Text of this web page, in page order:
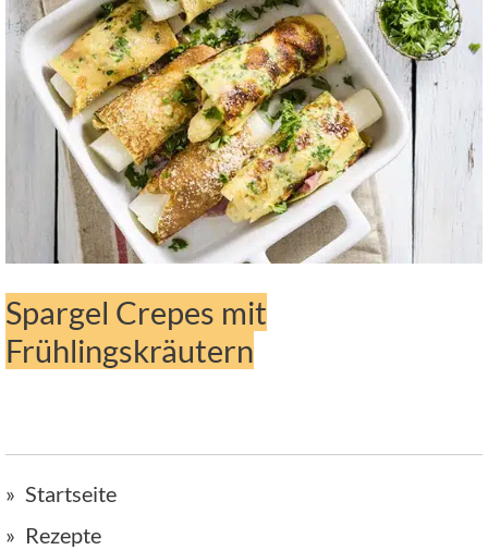
Spargel Crepes mit
Frühlingskräutern
Startseite
Rezepte